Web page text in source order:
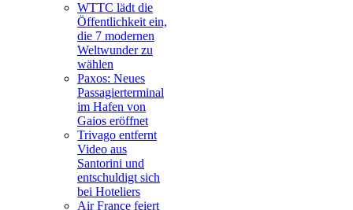
WTTC lädt die
Öffentlichkeit ein,
die 7 modernen
Weltwunder zu
wählen
Paxos: Neues
Passagierterminal
im Hafen von
Gaios eröffnet
Trivago entfernt
Video aus
Santorini und
entschuldigt sich
bei Hoteliers
Air France feiert